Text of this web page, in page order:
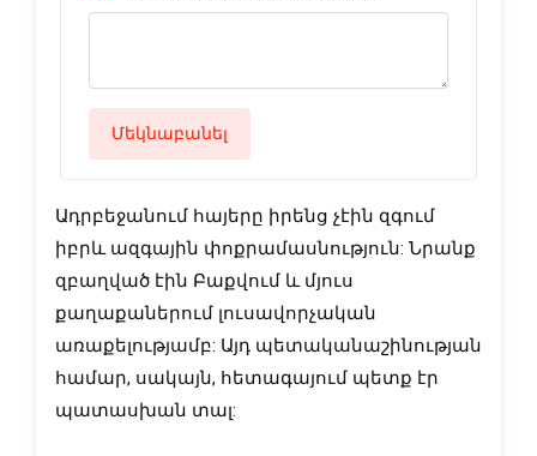
Մեկնաբանել
Ադրբեջանում հայերը իրենց չէին զգում
իբրև ազգային փոքրամասնություն: Նրանք
զբաղված էին Բաքվում և մյուս
քաղաքաներում լուսավորչական
առաքելությամբ: Այդ պետականաշինության
համար, սակայն, հետագայում պետք էր
պատասխան տալ: